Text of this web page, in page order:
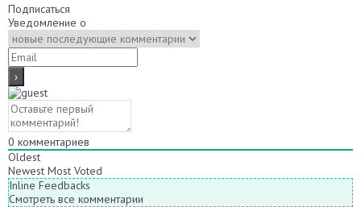
Подписаться
Уведомление о
0 комментариев
Oldest
Newest Most Voted
Inline Feedbacks
Смотреть все комментарии